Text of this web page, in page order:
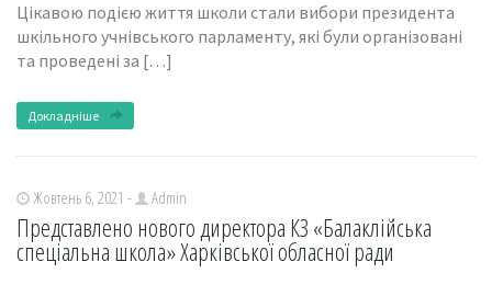
Цікавою подією життя школи стали вибори президента
шкільного учнівського парламенту, які були організовані
та проведені за […]
Докладніше
Жовтень 6, 2021 - Admin
Представлено нового директора КЗ «Балаклійська
спеціальна школа» Харківської обласної ради